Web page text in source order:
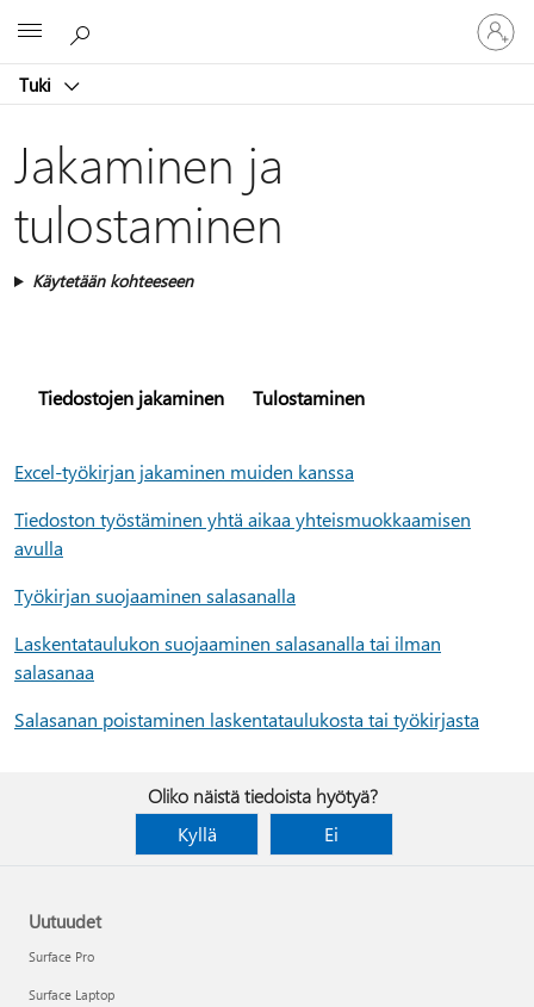
Tuki
Kirjaudu
sisään
tilille
Jakaminen ja
tulostaminen
Käytetään kohteeseen
Tiedostojen jakaminen Tulostaminen
Excel-työkirjan jakaminen muiden kanssa
Tiedoston työstäminen yhtä aikaa yhteismuokkaamisen
avulla
Työkirjan suojaaminen salasanalla
Laskentataulukon suojaaminen salasanalla tai ilman
salasanaa
Salasanan poistaminen laskentataulukosta tai työkirjasta
Oliko näistä tiedoista hyötyä?
Kyllä
Ei
Uutuudet
Surface Pro
Surface Laptop